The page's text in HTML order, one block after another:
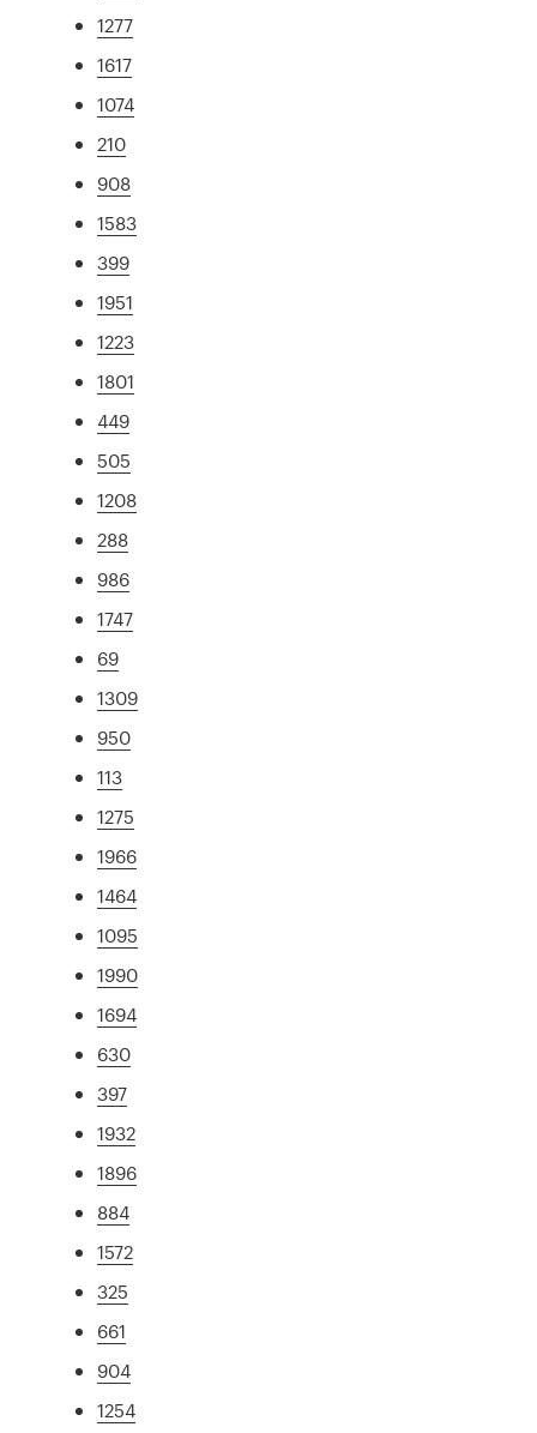
1277
1617
1074
210
908
1583
399
1951
1223
1801
449
505
1208
288
986
1747
69
1309
950
113
1275
1966
1464
1095
1990
1694
630
397
1932
1896
884
1572
325
661
904
1254